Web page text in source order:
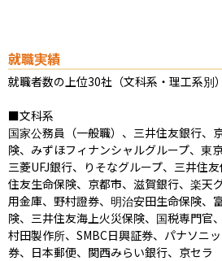
就職実績
就職者数の上位30社（文科系・理工系別）
■文科系
国家公務員（一般職）、三井住友銀行、
険、みずほフィナンシャルグループ、東
三菱UFJ銀行、りそなグループ、三井住友
住友生命保険、京都市、滋賀銀行、楽天
用金庫、野村證券、明治安田生命保険、
険、三井住友海上火災保険、国税専門官
村田製作所、SMBC日興証券、パナソニ
券、日本郵便、関西みらい銀行、京セラ